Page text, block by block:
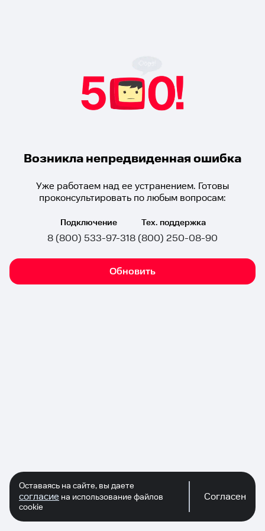
Возникла непредвиденная ошибка
Уже работаем над ее устранением. Готовы
проконсультировать по любым вопросам:
Подключение
8 (800) 533-97-31
Тех. поддержка
8 (800) 250-08-90
Обновить
Оставаясь на сайте, вы даете
согласие на использование файлов
cookie
Согласен